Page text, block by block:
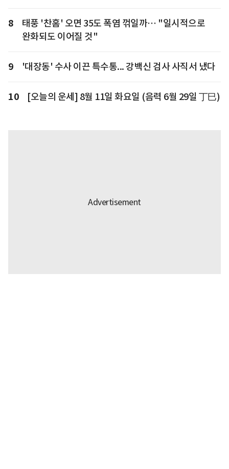
8
태풍 '찬홈' 오면 35도 폭염 꺾일까… "일시적으로
완화되도 이어질 것"
9 '대장동' 수사 이끈 특수통... 강백신 검사 사직서 냈다
10 [오늘의 운세] 8월 11일 화요일 (음력 6월 29일 丁巳)